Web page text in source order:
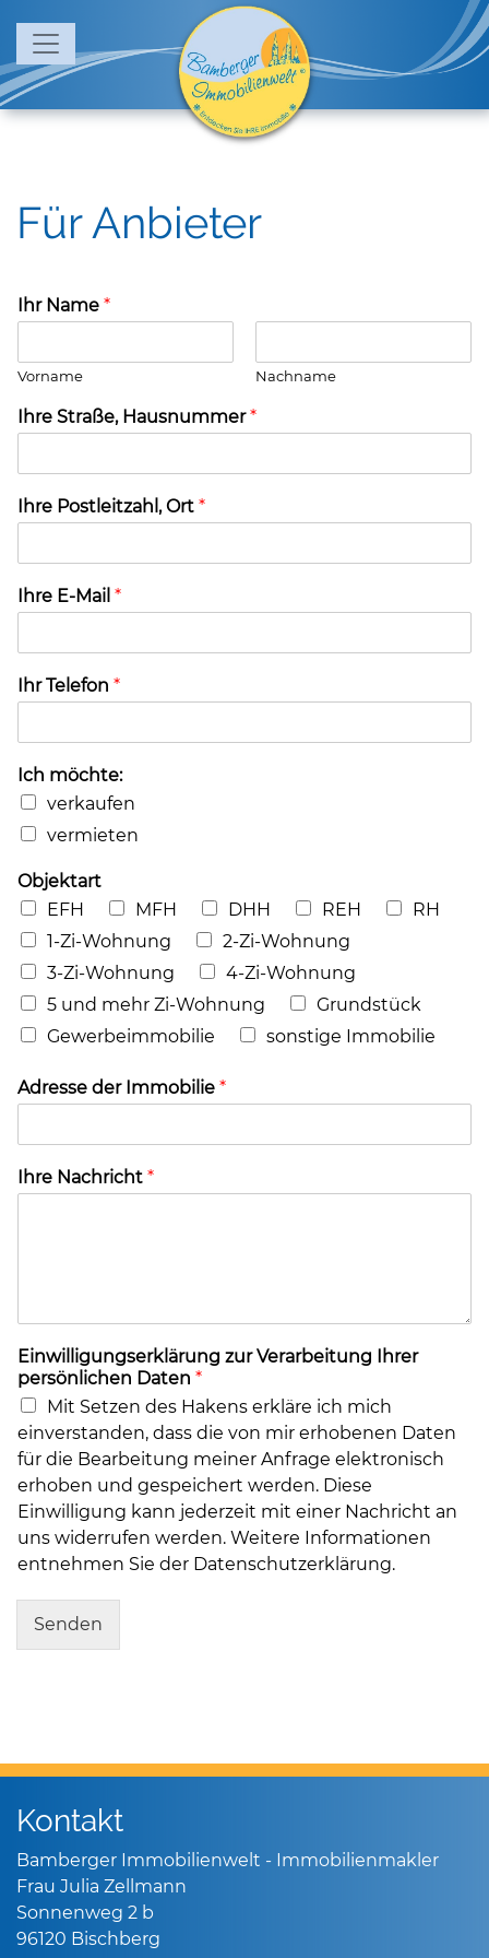
Für Anbieter
Ihr Name *
Vorname Nachname
Ihre Straße, Hausnummer*
Ihre Postleitzahl, Ort *
Ihre E-Mail *
Ihr Telefon *
Ich möchte:
verkaufen
vermieten
Objektart
EFH
MFH DHH REH
RH
1-Zi-Wohnung
2-Zi-Wohnung
3-Zi-Wohnung
4-Zi-Wohnung
5 und mehr Zi-Wohnung
Grundstück
Gewerbeimmobilie
sonstige Immobilie
Adresse der Immobilie *
Ihre Nachricht *
Einwilligungserklärung zur Verarbeitung Ihrer
persönlichen Daten *
Mit Setzen des Hakens erkläre ich mich
einverstanden, dass die von mir erhobenen Daten
für die Bearbeitung meiner Anfrage elektronisch
erhoben und gespeichert werden. Diese
Einwilligung kann jederzeit mit einer Nachricht an
uns widerrufen werden. Weitere Informationen
entnehmen Sie der Datenschutzerklärung.
Senden
Kontakt
Bamberger Immobilienwelt - Immobilienmakler
Frau Julia Zellmann
Sonnenweg 2 b
96120 Bischberg